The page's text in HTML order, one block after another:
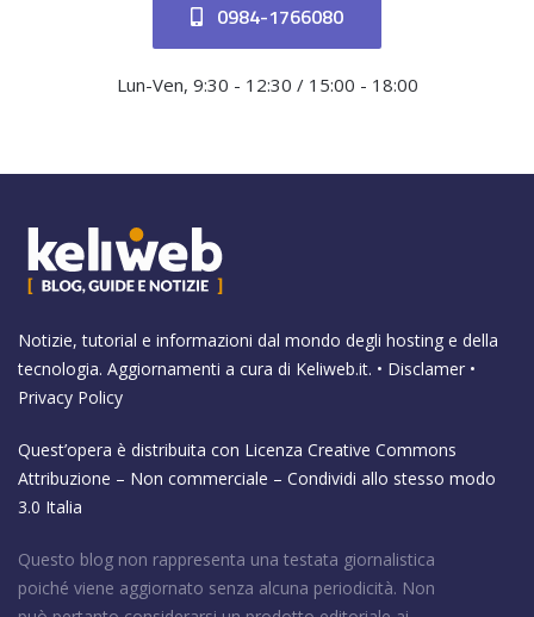
0984-1766080
Lun-Ven, 9:30 - 12:30 / 15:00 - 18:00
Notizie, tutorial e informazioni dal mondo degli hosting e della
tecnologia. Aggiornamenti a cura di Keliweb.it. • Disclamer •
Privacy Policy
Quest’opera è distribuita con Licenza Creative Commons
Attribuzione – Non commerciale – Condividi allo stesso modo
3.0 Italia
Questo blog non rappresenta una testata giornalistica
poiché viene aggiornato senza alcuna periodicità. Non